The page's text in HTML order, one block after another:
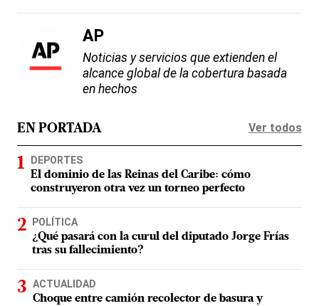
AP
Noticias y servicios que extienden el
alcance global de la cobertura basada
en hechos
EN PORTADA Ver todos
DEPORTES
El dominio de las Reinas del Caribe: cómo
construyeron otra vez un torneo perfecto
POLÍTICA
¿Qué pasará con la curul del diputado Jorge Frías
tras su fallecimiento?
ACTUALIDAD
Choque entre camión recolector de basura y